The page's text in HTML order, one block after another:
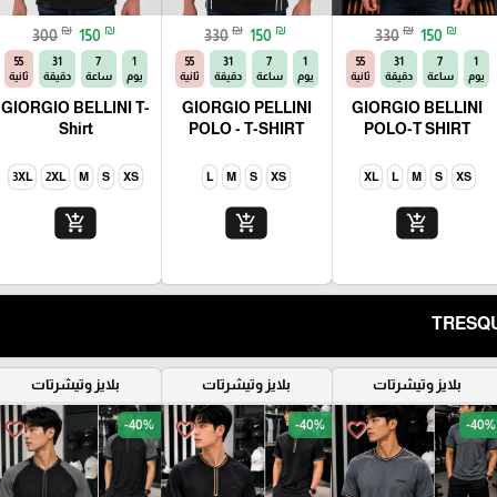
330 ₪ 150 ₪
1
يوم
7
ساعة
31
دقيقة
54
ثانية
GIORGIO BELLINI
POLO-T SHIRT
XS
S
M
L
XL
add_shopping_cart
330 ₪ 150 ₪
1
يوم
7
ساعة
31
دقيقة
54
ثانية
GIORGIO PELLINI
POLO - T-SHIRT
XS
S
M
L
add_shopping_cart
300 ₪ 150 ₪
1
يوم
7
ساعة
31
دقيقة
54
ثانية
GIORGIO BELLINI T-
Shirt
XS
S
M
2XL
3XL
add_shopping_cart
بلايز وتيشرتات
favorite_border -40%
بلايز وتيشرتات
favorite_border -40%
بلايز وتيشرتات
favorite_border -40%